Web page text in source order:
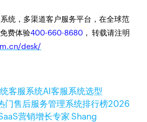
统，多渠道客户服务平台，在全球范
费体验400-660-8680 ， 转载请注明
desk/
客服系统AI客服系统选型
门售后服务管理系统排行榜2026
营销增长专家 Shang